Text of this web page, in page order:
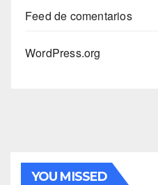
Feed de comentarios
WordPress.org
YOU MISSED